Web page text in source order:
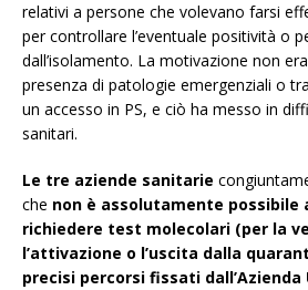
relativi a persone che volevano farsi
per controllare l’eventuale positività o
dall’isolamento. La motivazione non
presenza di patologie emergenziali o
un accesso in PS, e ciò ha messo in
sanitari.
Le tre aziende sanitarie
che non è assolutamente possibile
richiedere test molecolari (per la
l’attivazione o l’uscita dalla
precisi percorsi fissati dall’Azienda